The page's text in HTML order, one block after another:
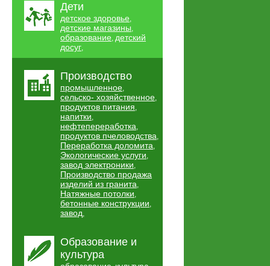
Дети
детское здоровье,
детские магазины,
образование, детский
досуг,
Производство
промышленное,
сельско- хозяйственное,
продуктов питания,
напитки,
нефтепереработка,
продуктов пчеловодства,
Переработка доломита,
Экологические услуги,
завод электроники,
Производство продажа
изделий из гранита,
Натяжные потолки,
бетонные конструкции,
завод,
Образование и
культура